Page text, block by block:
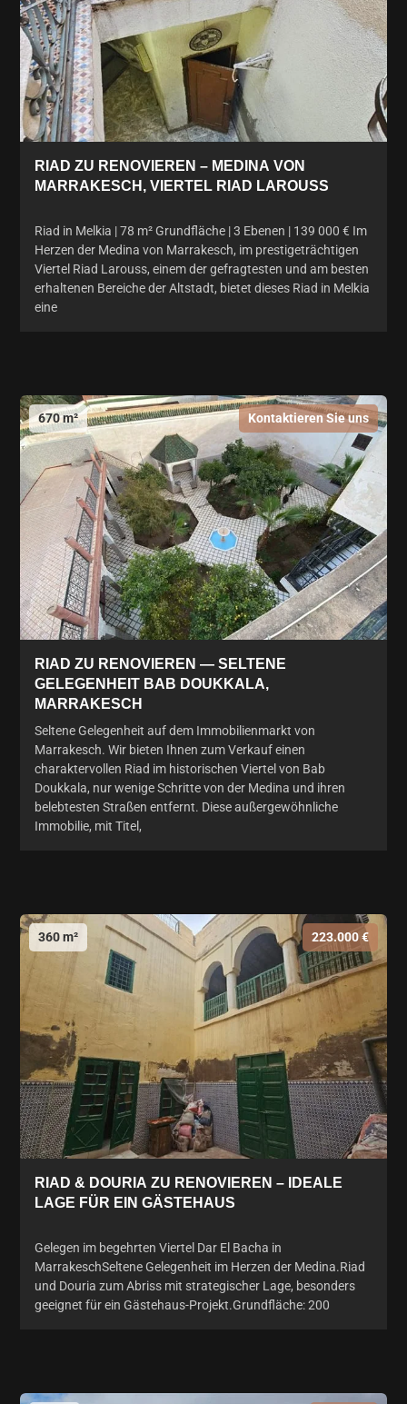
RIAD ZU RENOVIEREN – MEDINA VON
MARRAKESCH, VIERTEL RIAD LAROUSS
Riad in Melkia | 78 m² Grundfläche | 3 Ebenen | 139 000 € Im
Herzen der Medina von Marrakesch, im prestigeträchtigen
Viertel Riad Larouss, einem der gefragtesten und am besten
erhaltenen Bereiche der Altstadt, bietet dieses Riad in Melkia
eine
670 m² Kontaktieren Sie uns
RIAD ZU RENOVIEREN — SELTENE
GELEGENHEIT BAB DOUKKALA,
MARRAKESCH
Seltene Gelegenheit auf dem Immobilienmarkt von
Marrakesch. Wir bieten Ihnen zum Verkauf einen
charaktervollen Riad im historischen Viertel von Bab
Doukkala, nur wenige Schritte von der Medina und ihren
belebtesten Straßen entfernt. Diese außergewöhnliche
Immobilie, mit Titel,
360 m² 223.000 €
RIAD & DOURIA ZU RENOVIEREN – IDEALE
LAGE FÜR EIN GÄSTEHAUS
Gelegen im begehrten Viertel Dar El Bacha in
MarrakeschSeltene Gelegenheit im Herzen der Medina.Riad
und Douria zum Abriss mit strategischer Lage, besonders
geeignet für ein Gästehaus-Projekt.Grundfläche: 200